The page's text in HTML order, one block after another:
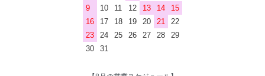
9
10 11 12 13 14
15
16
17 18 19 20 21
22
23
24 25 26 27 28
29
30
31